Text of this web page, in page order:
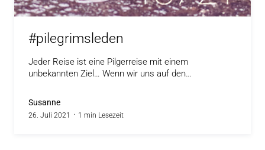
#pilegrimsleden
Jeder Reise ist eine Pilgerreise mit einem
unbekannten Ziel… Wenn wir uns auf den…
Susanne
26. Juli 2021 1 min Lesezeit